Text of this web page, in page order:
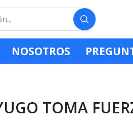
NOSOTROS
TOMA